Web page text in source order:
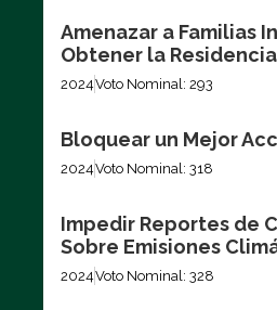
Amenazar a Familias
Obtener la Residencia
2024Voto Nominal: 293
Bloquear un Mejor
2024Voto Nominal: 318
Impedir Reportes de
Sobre Emisiones
2024Voto Nominal: 328